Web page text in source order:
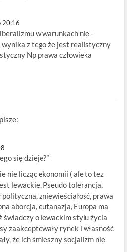
20:16
w warunkach nie -
wynika z tego że jest realistyczny
Np prawa człowieka
pisze:
się dzieje?”
nie licząc ekonomii ( ale to tez
lewackie. Pseudo tolerancja,
zniewieściałość, prawa
aborcja, eutanazja, Europa ma
świadczy o lewackim stylu życia
zaakceptowały rynek i własność
że ich śmieszny socjalizm nie